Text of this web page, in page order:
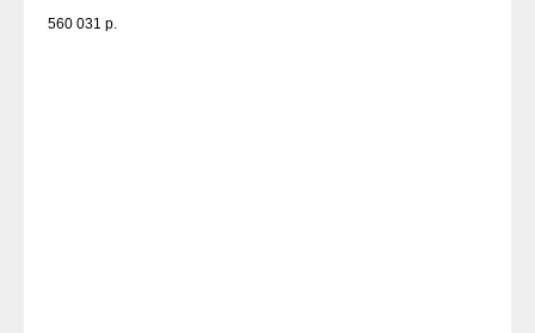
560 031 р.